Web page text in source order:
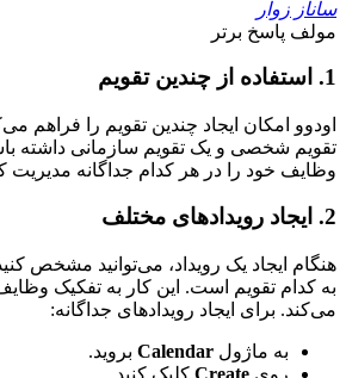
ساناز زوار
مولف پاسخ برتر
1. استفاده از چندین تقویم
اودوو امکان ایجاد چندین تقویم را فراهم
تقویم شخصی و یک تقویم سازمانی داشته
وظایف خود را در هر کدام جداگانه مدیریت
2. ایجاد رویدادهای مختلف
هنگام ایجاد یک رویداد، می‌توانید مشخص
به کدام تقویم است. این کار به تفکیک
می‌کند. برای ایجاد رویدادهای جداگانه:
به ماژول Calendar بروید.
روی Create کلیک کنید.